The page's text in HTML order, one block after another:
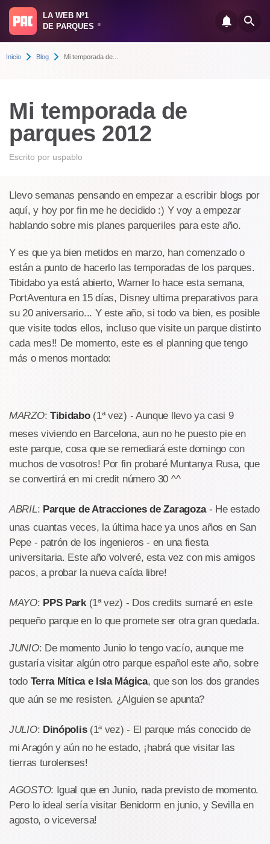
LA WEB Nº1
DE PARQUES
®
Inicio Blog Mi temporada de...
Mi temporada de
parques 2012
Escrito por uspablo
Llevo semanas pensando en empezar a escribir blogs por
aquí, y hoy por fin me he decidido :) Y voy a empezar
hablando sobre mis planes parqueriles para este año.
Y es que ya bien metidos en marzo, han comenzado o
están a punto de hacerlo las temporadas de los parques.
Tibidabo ya está abierto, Warner lo hace esta semana,
PortAventura en 15 días, Disney ultima preparativos para
su 20 aniversario... Y este año, si todo va bien, es posible
que visite todos ellos, incluso que visite un parque distinto
cada mes!! De momento, este es el planning que tengo
más o menos montado:
MARZO: Tibidabo(1ª vez) - Aunque llevo ya casi 9
meses viviendo en Barcelona, aun no he puesto pie en
este parque, cosa que se remediará este domingo con
muchos de vosotros! Por fin probaré Muntanya Rusa, que
se convertirá en mi credit número 30 ^^
ABRIL: Parque de Atracciones de Zaragoza- He estado
unas cuantas veces, la última hace ya unos años en San
Pepe - patrón de los ingenieros - en una fiesta
universitaria. Este año volveré, esta vez con mis amigos
pacos, a probar la nueva caída libre!
MAYO: PPS Park(1ª vez) - Dos credits sumaré en este
pequeño parque en lo que promete ser otra gran quedada.
JUNIO: De momento Junio lo tengo vacío, aunque me
gustaría visitar algún otro parque español este año, sobre
todo Terra Mítica e Isla Mágica, que son los dos grandes
que aún se me resisten. ¿Alguien se apunta?
JULIO: Dinópolis(1ª vez) - El parque más conocido de
mi Aragón y aún no he estado, ¡habrá que visitar las
tierras turolenses!
AGOSTO: Igual que en Junio, nada previsto de momento.
Pero lo ideal sería visitar Benidorm en junio, y Sevilla en
agosto, o viceversa!